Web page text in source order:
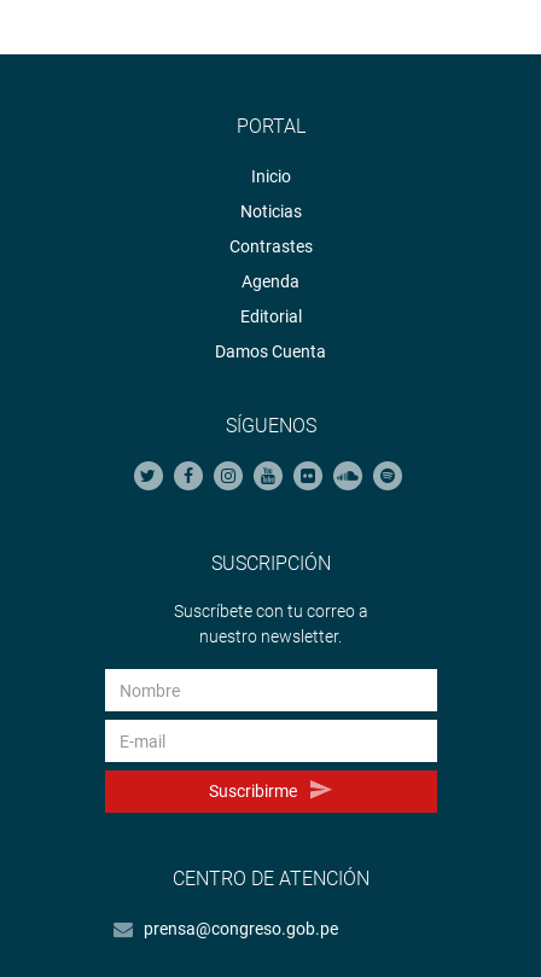
PORTAL
Inicio
Noticias
Contrastes
Agenda
Editorial
Damos Cuenta
SÍGUENOS
SUSCRIPCIÓN
Suscríbete con tu correo a
nuestro newsletter.
Suscribirme
CENTRO DE ATENCIÓN
prensa@congreso.gob.pe